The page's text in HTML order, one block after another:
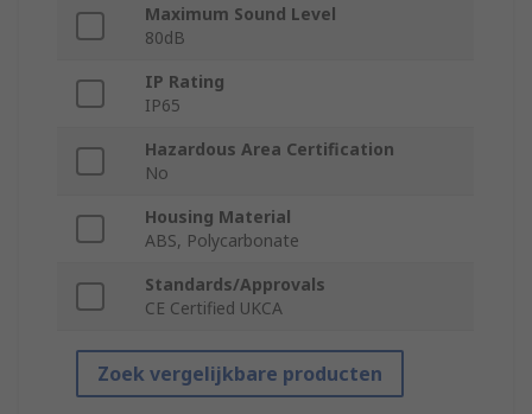
Maximum Sound Level
80dB
IP Rating
IP65
Hazardous Area Certification
No
Housing Material
ABS, Polycarbonate
Standards/Approvals
CE Certified UKCA
Zoek vergelijkbare producten